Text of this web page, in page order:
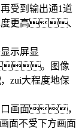
受到输出通1道
度更高、
示屏显
。图像
zui大程度地保
口画面，
面不受下方画面